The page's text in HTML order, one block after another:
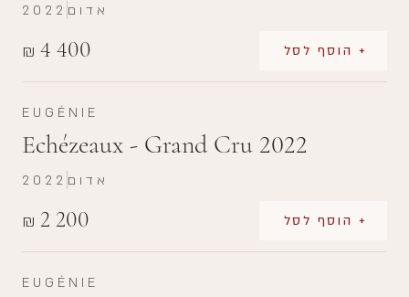
₪ 4 400 + הוסף לסל
2022 אדום
EUGÉNIE
Echézeaux - Grand Cru 2022
₪ 2 200 + הוסף לסל
2022 אדום
EUGÉNIE